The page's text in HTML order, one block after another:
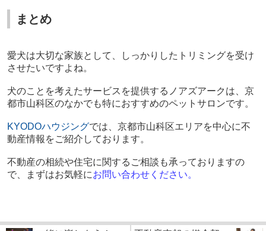
まとめ
愛犬は大切な家族として、しっかりしたトリミングを受け
させたいですよね。
犬のことを考えたサービスを提供するノアズアークは、京
都市山科区のなかでも特におすすめのペットサロンです。
KYODOハウジングでは、京都市山科区エリアを中心に不
動産情報をご紹介しております。
不動産の相続や住宅に関するご相談も承っておりますの
で、まずはお気軽にお問い合わせください。